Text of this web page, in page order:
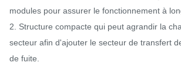
modules pour assurer le fonctionnement à
2. Structure compacte qui peut agrandir la
secteur afin d'ajouter le secteur de transfert
de fuite.